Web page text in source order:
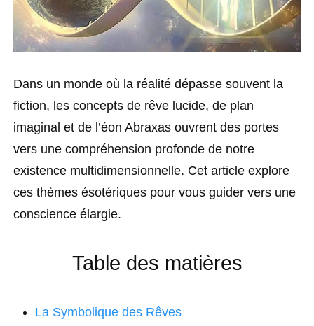
Dans un monde où la réalité dépasse souvent la
fiction, les concepts de rêve lucide, de plan
imaginal et de l’éon Abraxas ouvrent des portes
vers une compréhension profonde de notre
existence multidimensionnelle. Cet article explore
ces thèmes ésotériques pour vous guider vers une
conscience élargie.
Table des matières
La Symbolique des Rêves